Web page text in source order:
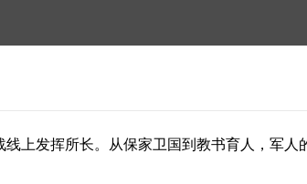
上发挥所长。从保家卫国到教书育人，军